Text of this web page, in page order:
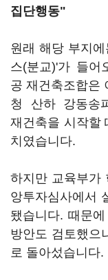
집단행동"
원래 해당 부지
스(분교)'가 들어
공 재건축조합은
청 산하 강동송
재건축을 시작할
치였습니다.
하지만 교육부가
앙투자심사에서
됐습니다. 때문
방안도 검토했으
로 돌아섰습니다.